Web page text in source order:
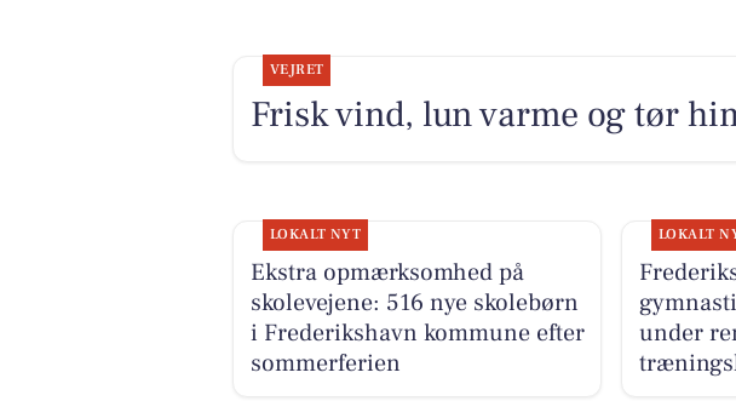
VEJRET
Frisk vind, lun varme og tør
LOKALT NYT
Ekstra opmærksomhed på
skolevejene: 516 nye skolebørn
i Frederikshavn kommune efter
sommerferien
LOKALT
under